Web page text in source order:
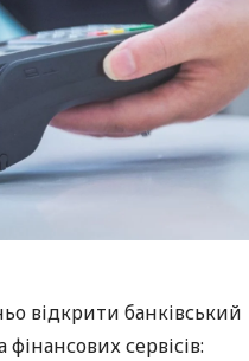
відкрити банківський
сервісів: